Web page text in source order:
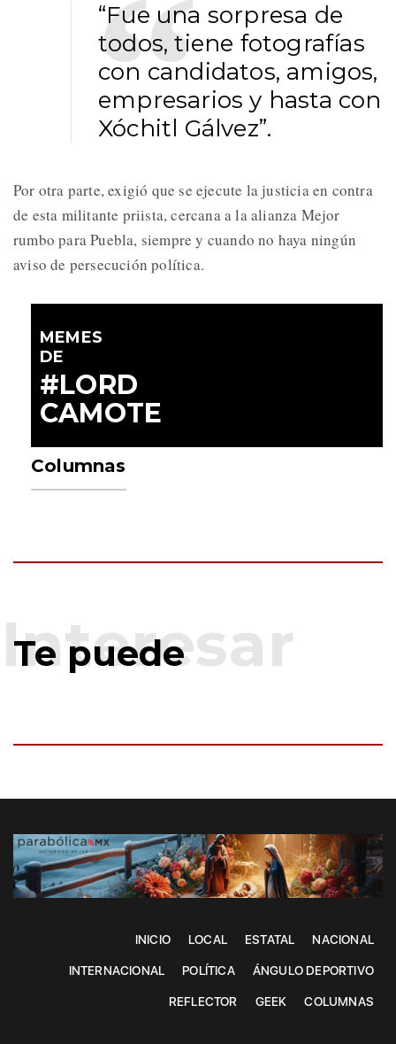
“Fue una sorpresa de
todos, tiene fotografías
con candidatos, amigos,
empresarios y hasta con
Xóchitl Gálvez”.
Por otra parte, exigió que se ejecute la justicia en contra
de esta militante priista, cercana a la alianza Mejor
rumbo para Puebla, siempre y cuando no haya ningún
aviso de persecución política.
MEMES
DE
#LORD
CAMOTE
Columnas
Te puede
INICIO LOCAL ESTATAL NACIONAL
INTERNACIONAL POLÍTICA ÁNGULO DEPORTIVO
REFLECTOR GEEK COLUMNAS